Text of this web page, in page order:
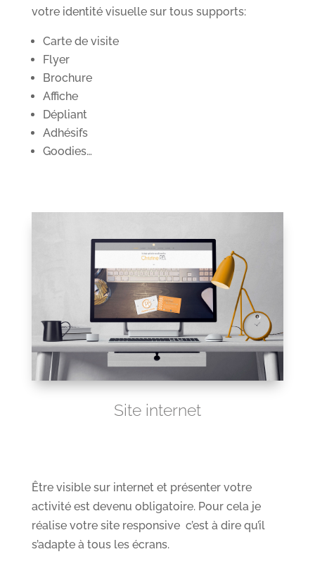
votre identité visuelle sur tous supports:
Carte de visite
Flyer
Brochure
Affiche
Dépliant
Adhésifs
Goodies…
Site internet
Être visible sur internet et présenter votre
activité est devenu obligatoire. Pour cela je
réalise votre site responsive c’est à dire qu’il
s’adapte à tous les écrans.